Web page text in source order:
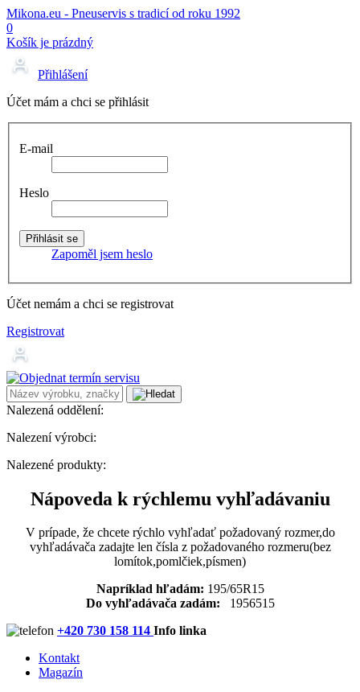
Mikona.eu - Pneuservis s tradicí od roku 1992
0
Košík je prázdný
Přihlášení
Účet mám a chci se přihlásit
E-mail
Heslo
Zapoměl jsem heslo
Účet nemám a chci se registrovat
Registrovat
Nalezená oddělení:
Nalezení výrobci:
Nalezené produkty:
Nápoveda k rýchlemu vyhľadávaniu
V prípade, že chcete rýchlo vyhľadať požadovaný rozmer,do
vyhľadávača zadajte len čísla z požadovaného rozmeru(bez
lomítok,pomlčiek,písmen)
Napríklad hľadám: 195/65R15
Do vyhľadávača zadám: 1956515
+420 730 158 114 Info linka
Kontakt
Magazín